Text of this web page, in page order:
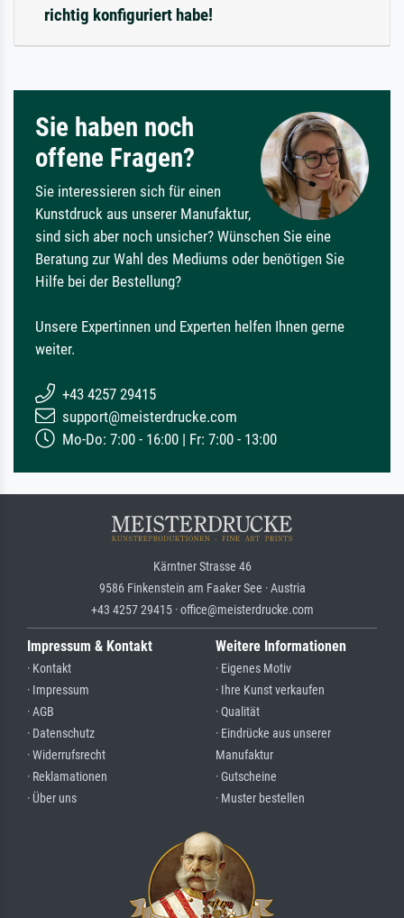
richtig konfiguriert habe!
Sie haben noch
offene Fragen?
Sie interessieren sich für einen
Kunstdruck aus unserer Manufaktur,
sind sich aber noch unsicher? Wünschen Sie eine
Beratung zur Wahl des Mediums oder benötigen Sie
Hilfe bei der Bestellung?
Unsere Expertinnen und Experten helfen Ihnen gerne
weiter.
+43 4257 29415
support@meisterdrucke.com
Mo-Do: 7:00 - 16:00 | Fr: 7:00 - 13:00
Kärntner Strasse 46
9586 Finkenstein am Faaker See · Austria
+43 4257 29415 · office@meisterdrucke.com
Impressum & Kontakt
· Kontakt
· Impressum
· AGB
· Datenschutz
· Widerrufsrecht
· Reklamationen
· Über uns
Weitere Informationen
· Eigenes Motiv
· Ihre Kunst verkaufen
· Qualität
· Eindrücke aus unserer
Manufaktur
· Gutscheine
· Muster bestellen